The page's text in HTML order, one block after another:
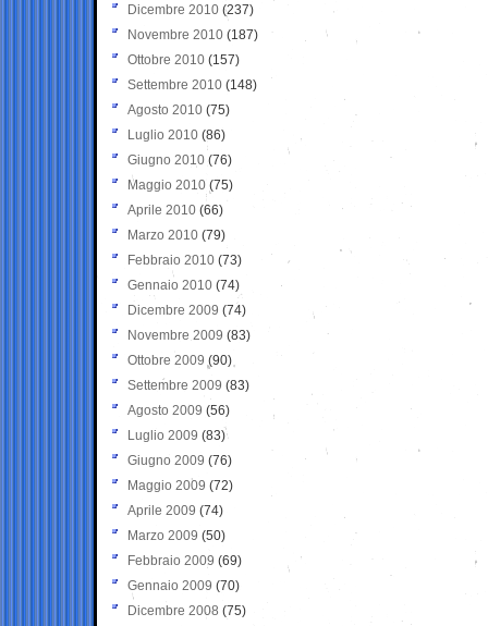
Dicembre 2010 (237)
Novembre 2010 (187)
Ottobre 2010 (157)
Settembre 2010 (148)
Agosto 2010 (75)
Luglio 2010 (86)
Giugno 2010 (76)
Maggio 2010 (75)
Aprile 2010 (66)
Marzo 2010 (79)
Febbraio 2010 (73)
Gennaio 2010 (74)
Dicembre 2009 (74)
Novembre 2009 (83)
Ottobre 2009 (90)
Settembre 2009 (83)
Agosto 2009 (56)
Luglio 2009 (83)
Giugno 2009 (76)
Maggio 2009 (72)
Aprile 2009 (74)
Marzo 2009 (50)
Febbraio 2009 (69)
Gennaio 2009 (70)
Dicembre 2008 (75)